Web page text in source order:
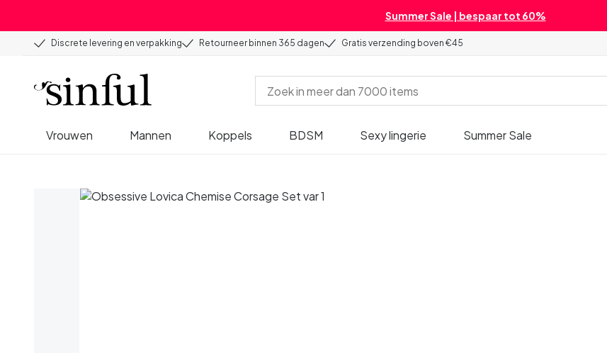
Summer Sale | bespaar tot 60%
Discrete levering en verpakking Retourneer binnen 365 dagen Gratis verzending boven €45
Vrouwen Mannen Koppels BDSM Sexy lingerie Summer Sale